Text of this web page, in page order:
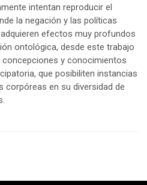
intentan reproducir el
la negación y las políticas
efectos muy profundos
ontológica, desde este trabajo
concepciones y conocimientos
que posibiliten instancias
corpóreas en su diversidad de